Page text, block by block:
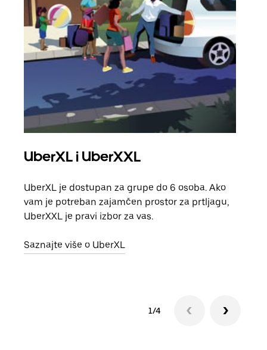
UberXL i UberXXL
UberXL je dostupan za grupe do 6 osoba. Ako
vam je potreban zajamčen prostor za prtljagu,
UberXXL je pravi izbor za vas.
Saznajte više o UberXL
1/4